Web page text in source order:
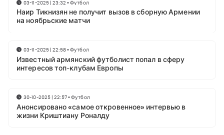
03-11-2025 | 23:32 •Футбол
Наир Тикнизян не получит вызов в сборную Армении
на ноябрьские матчи
03-11-2025 | 22:58•Футбол
Известный армянский футболист попал в сферу
интересов топ-клубам Европы
30-10-2025 | 22:57•Футбол
Анонсировано «самое откровенное» интервью в
жизни Криштиану Роналду